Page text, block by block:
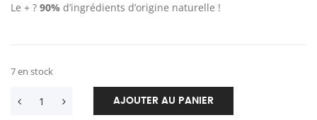
Le + ? 90% d’ingrédients d’origine naturelle !
7 en stock
AJOUTER AU PANIER